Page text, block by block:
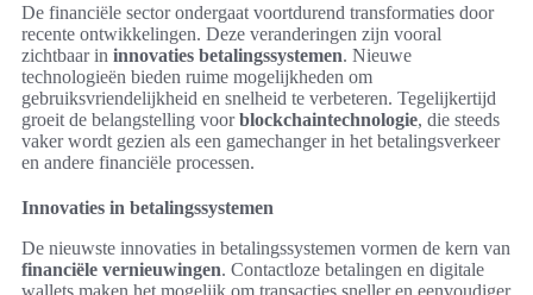
De financiële sector ondergaat voortdurend transformaties door
recente ontwikkelingen. Deze veranderingen zijn vooral
zichtbaar in innovaties betalingssystemen. Nieuwe
technologieën bieden ruime mogelijkheden om
gebruiksvriendelijkheid en snelheid te verbeteren. Tegelijkertijd
groeit de belangstelling voorblockchaintechnologie, die steeds
vaker wordt gezien als een gamechanger in het betalingsverkeer
en andere financiële processen.
Innovaties in betalingssystemen
De nieuwste innovaties in betalingssystemen vormen de kern van
financiële vernieuwingen. Contactloze betalingen en digitale
wallets maken het mogelijk om transacties sneller en eenvoudiger